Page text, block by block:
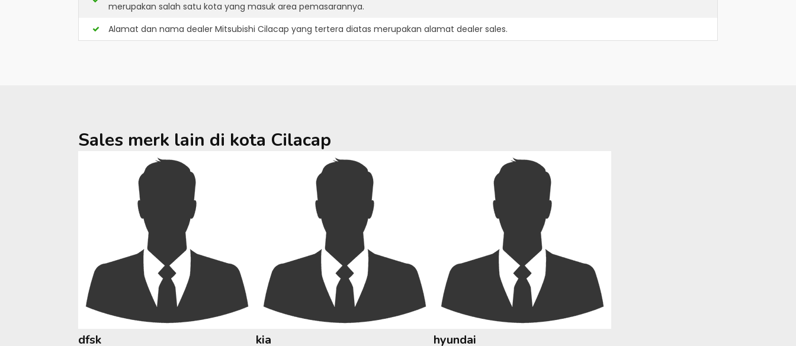
merupakan salah satu kota yang masuk area pemasarannya.
Alamat dan nama dealer Mitsubishi Cilacap yang tertera diatas merupakan alamat dealer sales.
Sales merk lain di kota Cilacap
dfsk kia hyundai